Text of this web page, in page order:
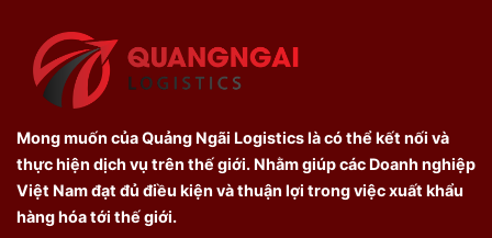
Mong muốn của Quảng Ngãi Logistics là có thể kết nối và
thực hiện dịch vụ trên thế giới. Nhằm giúp các Doanh nghiệp
Việt Nam đạt đủ điều kiện và thuận lợi trong việc xuất khẩu
hàng hóa tới thế giới.